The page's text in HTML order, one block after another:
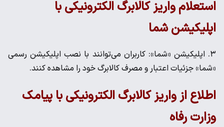
استعلام واریز کالابرگ الکترونیکی با
اپلیکیشن شما
۳. اپلیکیشن «شما»: کاربران می‌توانند با نصب اپلیکیشن رسمی
«شما» جزئیات اعتبار و مصرف کالابرگ خود را مشاهده کنند.
اطلاع از واریز کالابرگ الکترونیکی با پیامک
وزارت رفاه